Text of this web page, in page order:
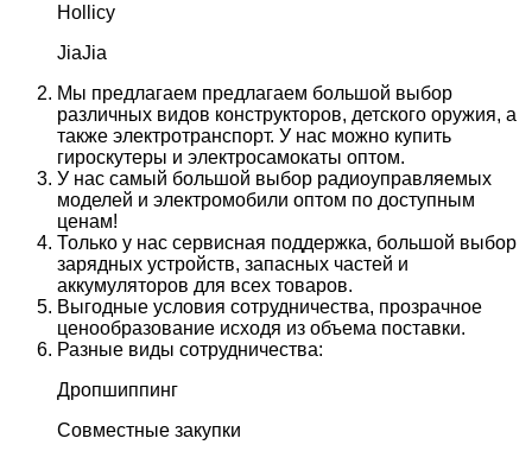
Hollicy
JiaJia
Мы предлагаем предлагаем большой выбор
различных видов конструкторов, детского оружия, а
также электротранспорт. У нас можно купить
гироскутеры и электросамокаты оптом.
У нас самый большой выбор радиоуправляемых
моделей и электромобили оптом по доступным
ценам!
Только у нас сервисная поддержка, большой выбор
зарядных устройств, запасных частей и
аккумуляторов для всех товаров.
Выгодные условия сотрудничества, прозрачное
ценообразование исходя из объема поставки.
Разные виды сотрудничества:
Дропшиппинг
Совместные закупки